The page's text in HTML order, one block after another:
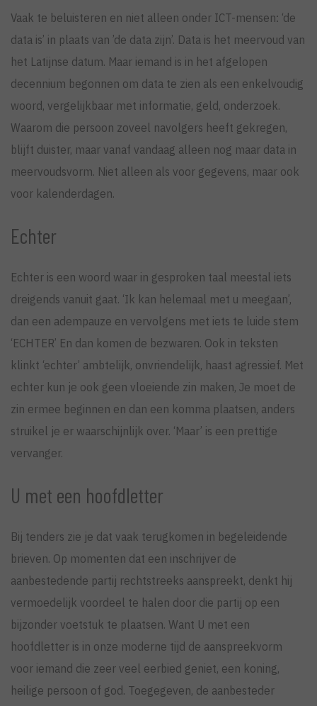
Vaak te beluisteren en niet alleen onder ICT-mensen: ‘de
data is’ in plaats van ’de data zijn’. Data is het meervoud van
het Latijnse datum. Maar iemand is in het afgelopen
decennium begonnen om data te zien als een enkelvoudig
woord, vergelijkbaar met informatie, geld, onderzoek.
Waarom die persoon zoveel navolgers heeft gekregen,
blijft duister, maar vanaf vandaag alleen nog maar data in
meervoudsvorm. Niet alleen als voor gegevens, maar ook
voor kalenderdagen.
Echter
Echter is een woord waar in gesproken taal meestal iets
dreigends vanuit gaat. ‘Ik kan helemaal met u meegaan’,
dan een adempauze en vervolgens met iets te luide stem
‘ECHTER’ En dan komen de bezwaren. Ook in teksten
klinkt ‘echter’ ambtelijk, onvriendelijk, haast agressief. Met
echter kun je ook geen vloeiende zin maken, Je moet de
zin ermee beginnen en dan een komma plaatsen, anders
struikel je er waarschijnlijk over. ‘Maar’ is een prettige
vervanger.
U met een hoofdletter
Bij tenders zie je dat vaak terugkomen in begeleidende
brieven. Op momenten dat een inschrijver de
aanbestedende partij rechtstreeks aanspreekt, denkt hij
vermoedelijk voordeel te halen door die partij op een
bijzonder voetstuk te plaatsen. Want U met een
hoofdletter is in onze moderne tijd de aanspreekvorm
voor iemand die zeer veel eerbied geniet, een koning,
heilige persoon of god. Toegegeven, de aanbesteder